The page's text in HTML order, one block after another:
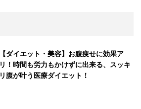
【ダイエット・美容】お腹痩せに効果ア
リ！時間も労力もかけずに出来る、スッキ
リ腹が叶う医療ダイエット！